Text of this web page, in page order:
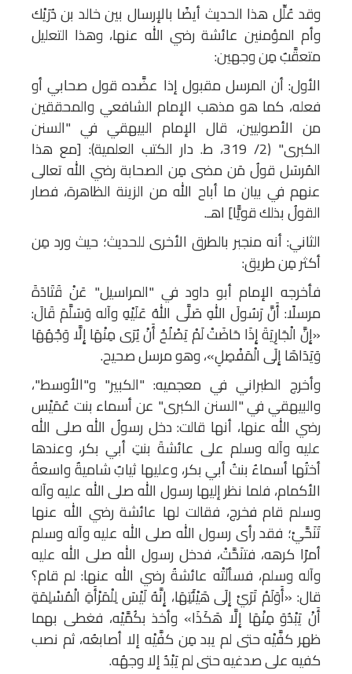
وقد عُلِّل هذا الحديث أيضًا بالإرسال بين خالد بن دُرَيْك
وأم المؤمنين عائشة رضي الله عنها، وهذا التعليل
متعقَّبٌ مِن وجهين:
الأول: أن المرسل مقبول إذا عضَّده قول صحابي أو
فعله، كما هو مذهب الإمام الشافعي والمحققين
من الأصوليين، قال الإمام البيهقي في "السنن
الكبرى" (2/ 319، ط. دار الكتب العلمية): [مع هذا
المُرسَل قولُ مَن مضى مِن الصحابة رضي الله تعالى
عنهم في بيان ما أباح الله من الزينة الظاهرة، فصار
القولُ بذلك قويًّا] اهـ.
الثاني: أنه منجبر بالطرق الأخرى للحديث؛ حيث ورد مِن
أكثر مِن طريق:
فأخرجه الإمام أبو داود في "المراسيل" عَنْ قَتَادَةَ
مرسلًا: أَنَّ رَسُولَ اللهِ صَلَّى اللهُ عَلَيْهِ وآله وَسَلَّمَ قَالَ:
«إِنَّ الْجَارِيَةَ إِذَا حَاضَتْ لَمْ يَصْلُحْ أَنْ يُرَى مِنْهَا إِلَّا وَجْهُهَا
وَيَدَاهَا إِلَى الْمَفْصِلِ»، وهو مرسل صحيح.
وأخرج الطبراني في معجميه: "الكبير" و"الأوسط"،
والبيهقي في "السنن الكبرى" عن أسماء بنت عُمَيْس
رضي الله عنها، أنها قالت: دخل رسولُ الله صلى الله
عليه وآله وسلم على عائشةَ بنتِ أبي بكر، وعندها
أختُها أسماءُ بنتُ أبي بكر، وعليها ثيابٌ شاميةٌ واسعةُ
الأكمام، فلما نظر إليها رسول الله صلى الله عليه وآله
وسلم قام فخرج، فقالت لها عائشة رضي الله عنها
تَنَحَّيْ؛ فقد رأى رسول الله صلى الله عليه وآله وسلم
أمرًا كرهه، فتنَحَّتْ، فدخل رسول الله صلى الله عليه
وآله وسلم، فسألَتْه عائشةُ رضي الله عنها: لم قام؟
قال: «أَوَلَمْ تَرَيْ إِلَى هَيْئَتِهَا، إِنَّهُ لَيْسَ لِلْمَرْأَةِ الْمُسْلِمَةِ
أَنْ يَبْدُوَ مِنْهَا إِلَّا هَكَذَا» وأخذ بكُمَّيْه، فغطى بهما
ظهر كفَّيْه حتى لم يبد مِن كفَّيْه إلا أصابعُه، ثم نصب
كفيه على صدغيه حتى لم يَبْدُ إلا وجهُه.